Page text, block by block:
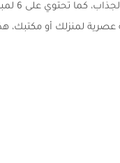
استمتع بإضاءة مميزة
لمنزلك أو مكتبك، هذه